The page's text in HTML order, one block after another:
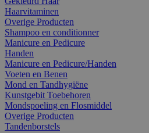
Haarvitaminen
Overige Producten
Shampoo en conditionner
Manicure en Pedicure
Handen
Manicure en Pedicure/Handen
Voeten en Benen
Mond en Tandhygiëne
Kunstgebit Toebehoren
Mondspoeling en Flosmiddel
Overige Producten
Tandenborstels